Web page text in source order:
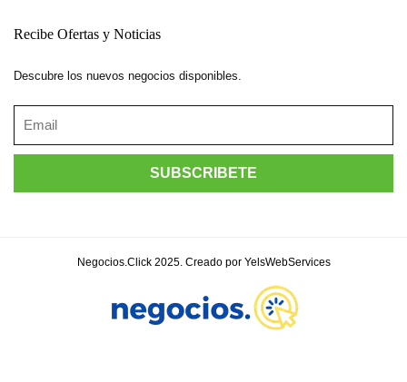
Recibe Ofertas y Noticias
Descubre los nuevos negocios disponibles.
Negocios.Click 2025. Creado por YelsWebServices